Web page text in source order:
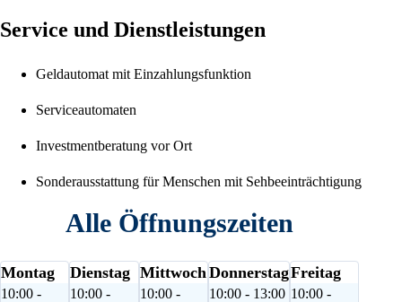
Service und Dienstleistungen
Geldautomat mit Einzahlungsfunktion
Serviceautomaten
Investmentberatung vor Ort
Sonderausstattung für Menschen mit Sehbeeinträchtigung
Alle Öffnungszeiten
Montag
10:00 -
Dienstag
10:00 -
Mittwoch
10:00 -
Donnerstag
10:00 - 13:00
Freitag
10:00 -